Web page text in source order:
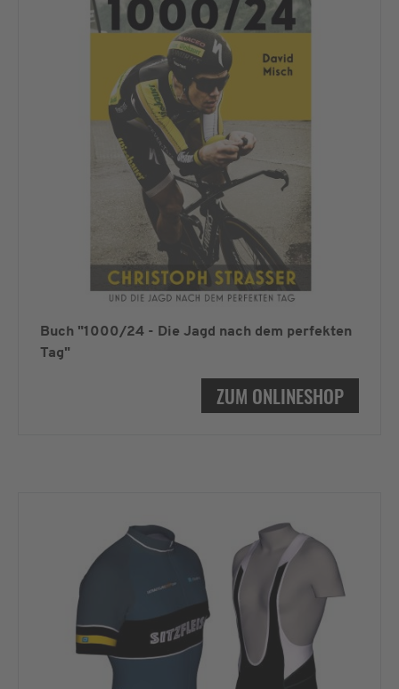
Buch "1000/24 - Die Jagd nach dem perfekten
Tag"
ZUM ONLINESHOP